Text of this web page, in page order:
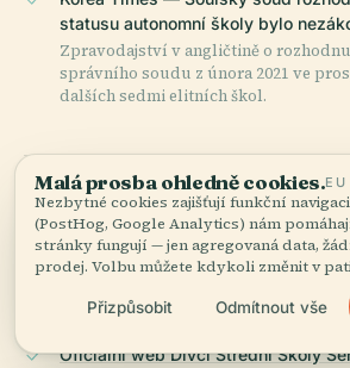
statusu autonomní školy bylo
Zpravodajství v angličtině o
správního soudu z února 2021 ve
dalších sedmi elitních škol.
KoreaBizWire — spor o status
škol
Další zpravodajství v angličtině o
사고 v letech 2019–2021 a soudním
Oficiální web Dívčí Střední Školy
Malá prosba ohledně cookies.
Nezbytné cookies zajišťují funkční
(PostHog, Google Analytics) nám
stránky fungují — jen agregovaná data,
prodej. Volbu můžete kdykoli změnit v
Přizpůsobit Odmítnout vše